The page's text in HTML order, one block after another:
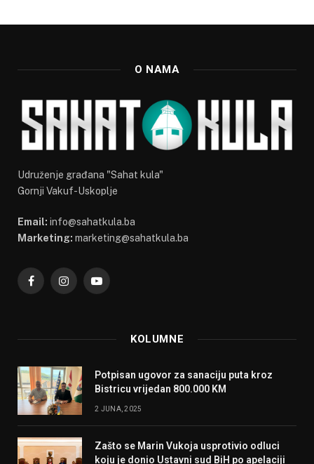
O NAMA
Udruženje građana "Sahat kula"
Gornji Vakuf-Uskoplje
Email: info@sahatkula.ba
Marketing: marketing@sahatkula.ba
FacebookInstagramYouTube
KOLUMNE
Potpisan ugovor za sanaciju puta kroz
Bistricu vrijedan 800.000 KM
2 JUNA, 2025
Zašto se Marin Vukoja usprotivio odluci
koju je donio Ustavni sud BiH po apelaciji